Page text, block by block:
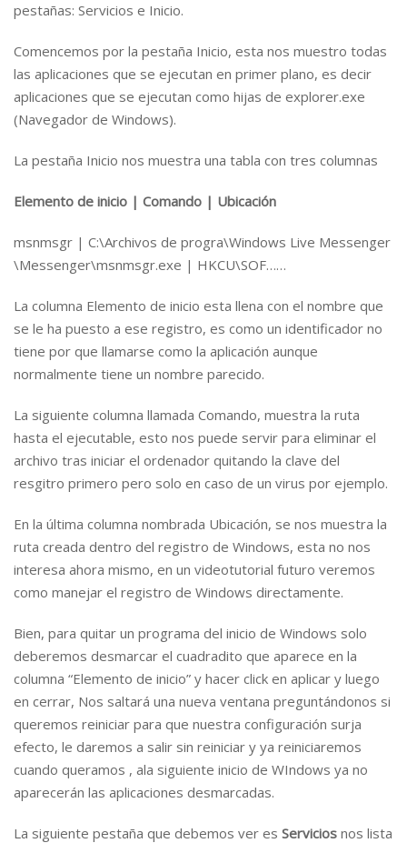
pestañas: Servicios e Inicio.
Comencemos por la pestaña Inicio, esta nos muestro todas
las aplicaciones que se ejecutan en primer plano, es decir
aplicaciones que se ejecutan como hijas de explorer.exe
(Navegador de Windows).
La pestaña Inicio nos muestra una tabla con tres columnas
Elemento de inicio | Comando | Ubicación
msnmsgr | C:\Archivos de progra\Windows Live Messenger
\Messenger\msnmsgr.exe | HKCU\SOF……
La columna Elemento de inicio esta llena con el nombre que
se le ha puesto a ese registro, es como un identificador no
tiene por que llamarse como la aplicación aunque
normalmente tiene un nombre parecido.
La siguiente columna llamada Comando, muestra la ruta
hasta el ejecutable, esto nos puede servir para eliminar el
archivo tras iniciar el ordenador quitando la clave del
resgitro primero pero solo en caso de un virus por ejemplo.
En la última columna nombrada Ubicación, se nos muestra la
ruta creada dentro del registro de Windows, esta no nos
interesa ahora mismo, en un videotutorial futuro veremos
como manejar el registro de Windows directamente.
Bien, para quitar un programa del inicio de Windows solo
deberemos desmarcar el cuadradito que aparece en la
columna “Elemento de inicio” y hacer click en aplicar y luego
en cerrar, Nos saltará una nueva ventana preguntándonos si
queremos reiniciar para que nuestra configuración surja
efecto, le daremos a salir sin reiniciar y ya reiniciaremos
cuando queramos , ala siguiente inicio de WIndows ya no
aparecerán las aplicaciones desmarcadas.
La siguiente pestaña que debemos ver es Servicios nos lista